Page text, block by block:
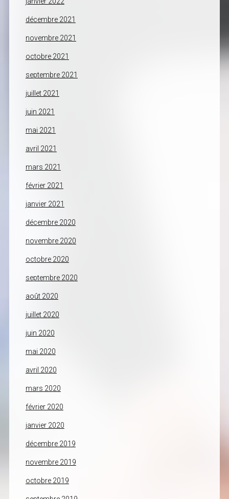
décembre 2021
novembre 2021
octobre 2021
septembre 2021
juillet 2021
juin 2021
mai 2021
avril 2021
mars 2021
février 2021
janvier 2021
décembre 2020
novembre 2020
octobre 2020
septembre 2020
août 2020
juillet 2020
juin 2020
mai 2020
avril 2020
mars 2020
février 2020
janvier 2020
décembre 2019
novembre 2019
octobre 2019